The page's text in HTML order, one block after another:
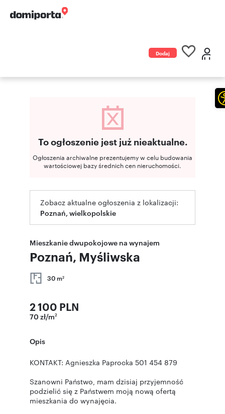
Dodaj
To ogłoszenie jest już nieaktualne.
Ogłoszenia archiwalne prezentujemy w celu budowania
wartościowej bazy średnich cen nieruchomości.
Zobacz aktualne ogłoszenia z lokalizacji:
Poznań, wielkopolskie
Mieszkanie dwupokojowe na wynajem
Poznań, Myśliwska
30 m2
2 100 PLN
70 zł/m2
Opis
KONTAKT: Agnieszka Paprocka 501 454 879
Szanowni Państwo, mam dzisiaj przyjemność
podzielić się z Państwem moją nową ofertą
mieszkania do wynajęcia.